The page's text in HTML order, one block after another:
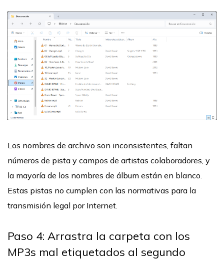
Los nombres de archivo son inconsistentes, faltan
números de pista y campos de artistas colaboradores, y
la mayoría de los nombres de álbum están en blanco.
Estas pistas no cumplen con las normativas para la
transmisión legal por Internet.
Paso 4: Arrastra la carpeta con los
MP3s mal etiquetados al segundo